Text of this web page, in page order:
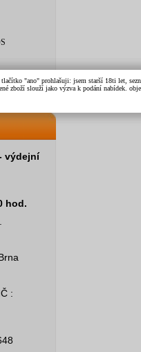
výdejní
hod.
:
"ano" prohlašuji: jsem starší 18ti let,
zboží slouží jako výzva k podání nabídek.